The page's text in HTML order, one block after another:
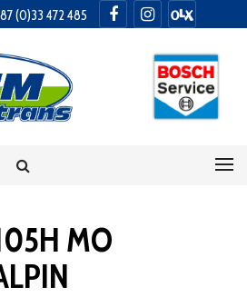
(0)33 472 485
MO